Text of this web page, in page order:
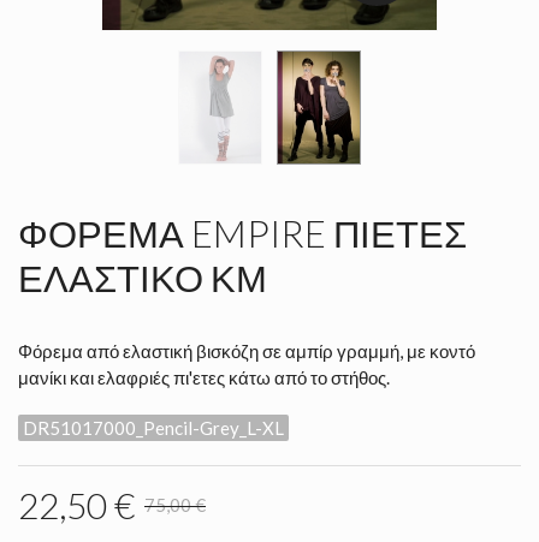
ΦΌΡΕΜΑ EMPIRE ΠΙΈΤΕΣ
ΕΛΑΣΤΙΚΌ ΚΜ
Φόρεμα από ελαστική βισκόζη σε αμπίρ γραμμή, με κοντό
μανίκι και ελαφριές πι'ετες κάτω από το στήθος.
DR51017000_Pencil-Grey_L-XL
22,50 € 75,00 €